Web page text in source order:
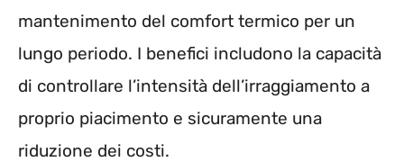
mantenimento del comfort termico per un
lungo periodo. I benefici includono la capacità
di controllare l’intensità dell’irraggiamento a
proprio piacimento e sicuramente una
riduzione dei costi.